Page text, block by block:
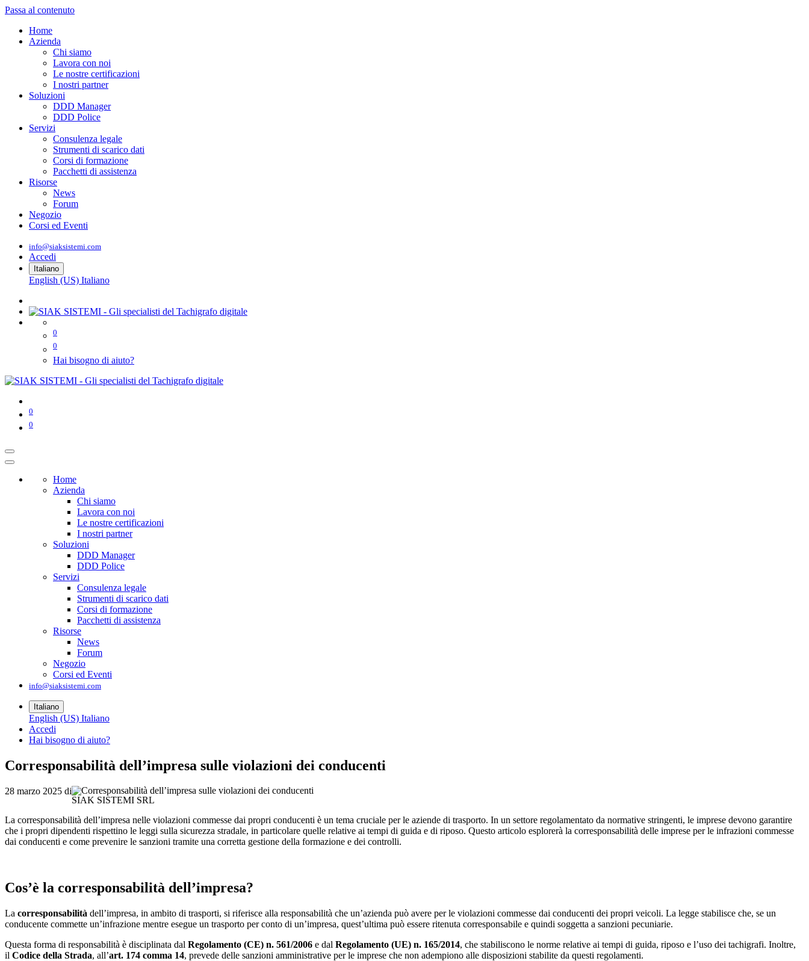
Passa al contenuto
Home
Azienda
Chi siamo
Lavora con noi
Le nostre certificazioni
I nostri partner
Soluzioni
DDD Manager
DDD Police
Servizi
Consulenza legale
Strumenti di scarico dati
Corsi di formazione
Pacchetti di assistenza
Risorse
News
Forum
Negozio
Corsi ed Eventi
info@siaksistemi.com
Accedi
Italiano
English (US) Italiano
0
0
Hai bisogno di aiuto?
0
0
Home
Azienda
Chi siamo
Lavora con noi
Le nostre certificazioni
I nostri partner
Soluzioni
DDD Manager
DDD Police
Servizi
Consulenza legale
Strumenti di scarico dati
Corsi di formazione
Pacchetti di assistenza
Risorse
News
Forum
Negozio
Corsi ed Eventi
info@siaksistemi.com
Italiano
English (US) Italiano
Accedi
Hai bisogno di aiuto?
Corresponsabilità dell’impresa sulle violazioni dei conducenti
28 marzo 2025 di
SIAK SISTEMI SRL
La corresponsabilità dell’impresa nelle violazioni commesse dai propri conducenti è un tema cruciale per le aziende di trasporto. In un settore regolamentato da normative stringenti, le imprese devono garantire
che i propri dipendenti rispettino le leggi sulla sicurezza stradale, in particolare quelle relative ai tempi di guida e di riposo. Questo articolo esplorerà la corresponsabilità delle imprese per le infrazioni commesse
dai conducenti e come prevenire le sanzioni tramite una corretta gestione della formazione e dei controlli.
Cos’è la corresponsabilità dell’impresa?
La corresponsabilità dell’impresa, in ambito di trasporti, si riferisce alla responsabilità che un’azienda può avere per le violazioni commesse dai conducenti dei propri veicoli. La legge stabilisce che, se un
conducente commette un’infrazione mentre esegue un trasporto per conto di un’impresa, quest’ultima può essere ritenuta corresponsabile e quindi soggetta a sanzioni pecuniarie.
Questa forma di responsabilità è disciplinata dal Regolamento (CE) n. 561/2006 e dal Regolamento (UE) n. 165/2014, che stabiliscono le norme relative ai tempi di guida, riposo e l’uso dei tachigrafi. Inoltre,
il Codice della Strada, all’art. 174 comma 14, prevede delle sanzioni amministrative per le imprese che non adempiono alle disposizioni stabilite da questi regolamenti.